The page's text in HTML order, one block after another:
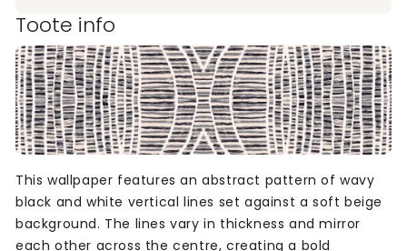
Toote info
This wallpaper features an abstract pattern of wavy
black and white vertical lines set against a soft beige
background. The lines vary in thickness and mirror
each other across the centre, creating a bold